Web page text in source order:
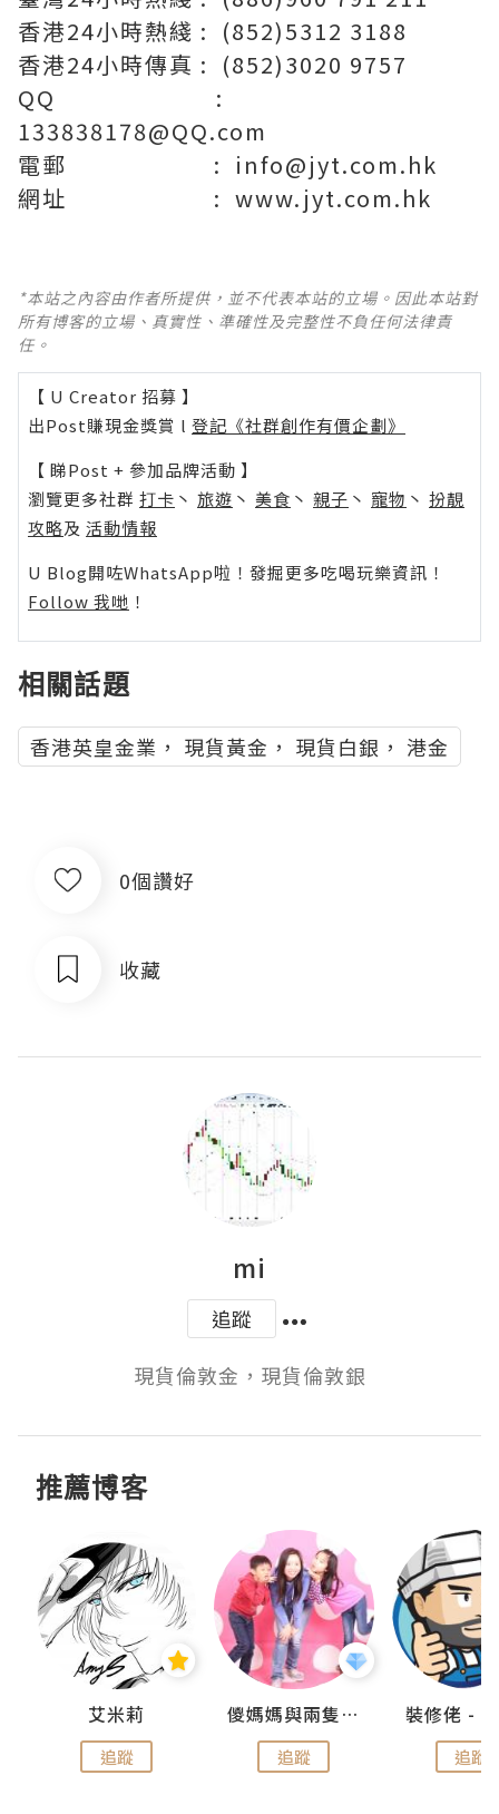
香港24小時熱綫 : (852)5312 3188
香港24小時傳真 : (852)3020 9757
QQ :
133838178@QQ.com
電郵 : info@jyt.com.hk
網址 : www.jyt.com.hk
*本站之內容由作者所提供，並不代表本站的立場。因此本站對
所有博客的立場、真實性、準確性及完整性不負任何法律責
任。
【 U Creator 招募 】
出Post賺現金獎賞 l 登記《社群創作有價企劃》
【 睇Post + 參加品牌活動 】
瀏覽更多社群 打卡 丶 旅遊 丶 美食 丶 親子 丶 寵物 丶 扮靚
攻略及 活動情報
U Blog開咗WhatsApp啦！發掘更多吃喝玩樂資訊！
Follow 我哋 ！
相關話題
香港英皇金業， 現貨黃金， 現貨白銀， 港金
0個讚好
收藏
mi
追蹤
現貨倫敦金，現貨倫敦銀
推薦博客
艾米莉
追蹤
儍媽媽與兩隻小魔怪之家
追蹤 追蹤